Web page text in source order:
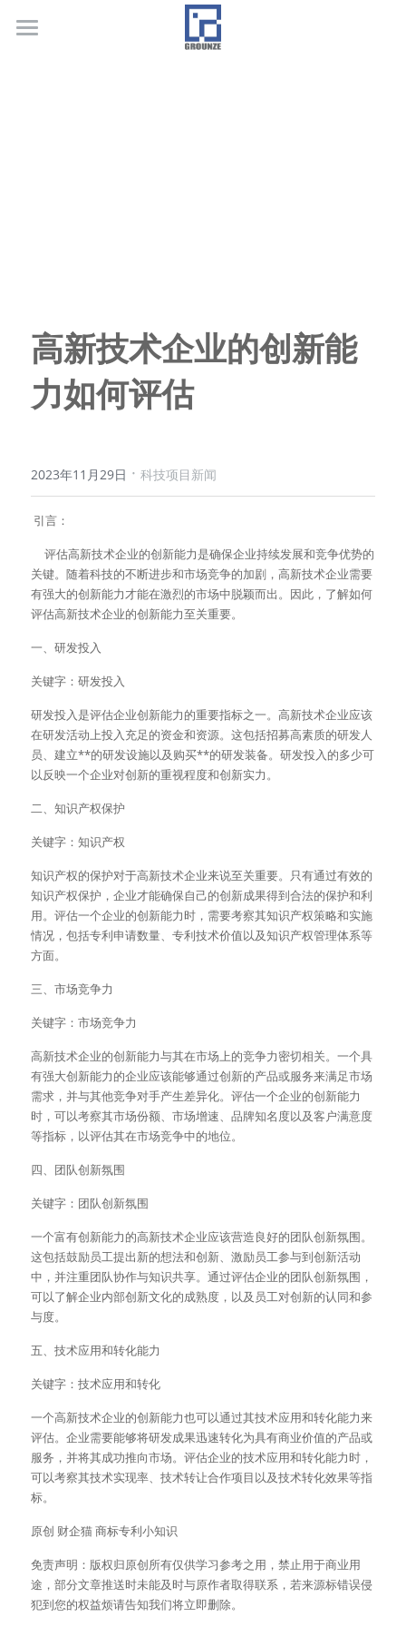
高新技术企业的创新能
力如何评估
2023年11月29日 · 科技项目新闻
引言：
关键。随着科技的不断进步和市场竞争的加剧，高新技术企业需要
有强大的创新能力才能在激烈的市场中脱颖而出。因此，了解如何
评估高新技术企业的创新能力至关重要。
一、研发投入
关键字：研发投入
研发投入是评估企业创新能力的重要指标之一。高新技术企业应该
在研发活动上投入充足的资金和资源。这包括招募高素质的研发人
员、建立**的研发设施以及购买**的研发装备。研发投入的多少可
以反映一个企业对创新的重视程度和创新实力。
二、知识产权保护
关键字：知识产权
知识产权的保护对于高新技术企业来说至关重要。只有通过有效的
知识产权保护，企业才能确保自己的创新成果得到合法的保护和利
用。评估一个企业的创新能力时，需要考察其知识产权策略和实施
情况，包括专利申请数量、专利技术价值以及知识产权管理体系等
方面。
三、市场竞争力
关键字：市场竞争力
高新技术企业的创新能力与其在市场上的竞争力密切相关。一个具
有强大创新能力的企业应该能够通过创新的产品或服务来满足市场
需求，并与其他竞争对手产生差异化。评估一个企业的创新能力
时，可以考察其市场份额、市场增速、品牌知名度以及客户满意度
等指标，以评估其在市场竞争中的地位。
四、团队创新氛围
关键字：团队创新氛围
一个富有创新能力的高新技术企业应该营造良好的团队创新氛围。
这包括鼓励员工提出新的想法和创新、激励员工参与到创新活动
中，并注重团队协作与知识共享。通过评估企业的团队创新氛围，
可以了解企业内部创新文化的成熟度，以及员工对创新的认同和参
与度。
五、技术应用和转化能力
关键字：技术应用和转化
一个高新技术企业的创新能力也可以通过其技术应用和转化能力来
评估。企业需要能够将研发成果迅速转化为具有商业价值的产品或
服务，并将其成功推向市场。评估企业的技术应用和转化能力时，
可以考察其技术实现率、技术转让合作项目以及技术转化效果等指
标。
原创 财企猫 商标专利小知识
免责声明：版权归原创所有仅供学习参考之用，禁止用于商业用
途，部分文章推送时未能及时与原作者取得联系，若来源标错误侵
犯到您的权益烦请告知我们将立即删除。